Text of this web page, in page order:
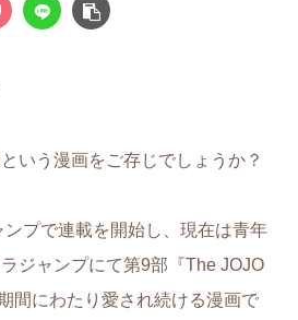
いう漫画をご存じでしょうか？
プで連載を開始し、現在は青年
ジャンプにて第9部『The JOJO
間にわたり愛され続ける漫画で